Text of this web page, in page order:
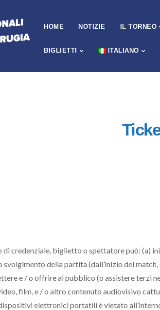
HOME NOTIZIE IL TORNEO
BIGLIETTI ITALIANO
di credenziale, biglietto o spettatore può:
della partita (dall’inizio del
e / o offrire al pubblico (o assistere terzi
film, e / o altro contenuto audiovisivo
elettronici portatili è vietato